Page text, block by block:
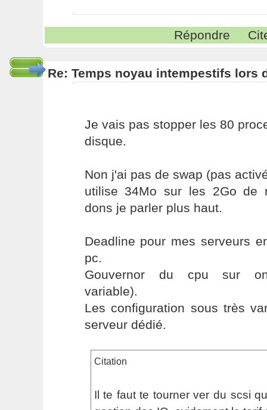
Répondre
Re: Temps noyau intempestifs lors
Je vais pas stopper les 80
disque.
Non j'ai pas de swap (pas
utilise 34Mo sur les 2Go de
dons je parler plus haut.
Deadline pour mes serveurs
pc.
Gouvernor du cpu sur
variable).
Les configuration sous très
serveur dédié.
Citation
Il te faut te tourner ver du scsi